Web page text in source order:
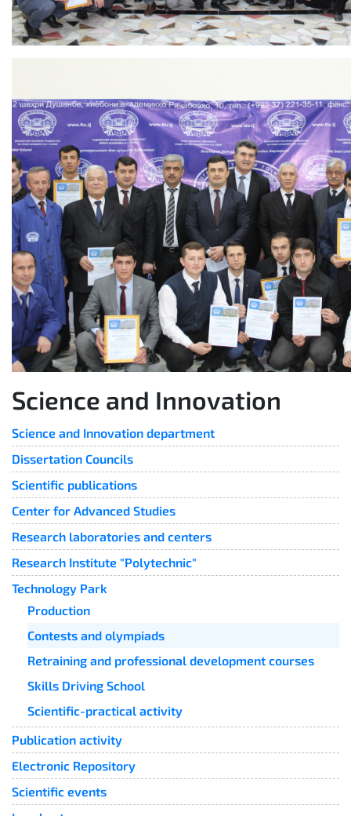
Science and Innovation
Science and Innovation department
Dissertation Councils
Scientific publications
Center for Advanced Studies
Research laboratories and centers
Research Institute "Polytechnic"
Technology Park
Production
Contests and olympiads
Retraining and professional development courses
Skills Driving School
Scientific-practical activity
Publication activity
Electronic Repository
Scientific events